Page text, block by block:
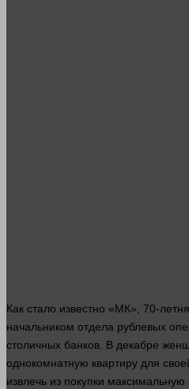
Как стало известно «МК», 70-
начальником отдела рублевых
столичных банков. В декабре
однокомнатную квартиру для
извлечь из покупки